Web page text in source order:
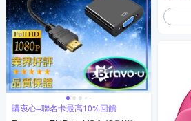
購衷心+聯名卡最高10%回饋